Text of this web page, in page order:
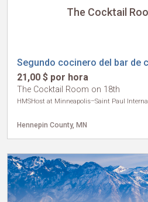
The Cocktail
Segundo cocinero del bar de
21,00 $ por hora
The Cocktail Room on 18th
HMSHost at Minneapolis–Saint Paul
Hennepin County, MN